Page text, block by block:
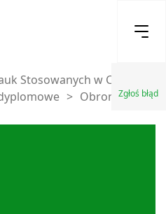
Zgłoś błąd
Stosowanych w Chełmie
> Obrony